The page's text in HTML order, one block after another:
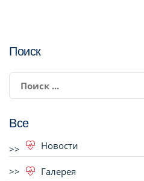
Поиск
Все
Новости
Галерея